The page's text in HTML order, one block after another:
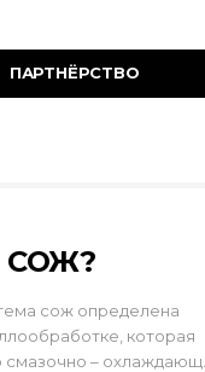
ПАРТНЁРСТВО
СОЖ?
сож определена
которая
– охлаждающ…